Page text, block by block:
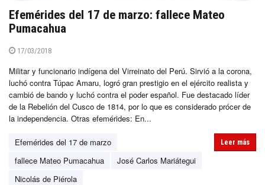
Efemérides del 17 de marzo: fallece Mateo
Pumacahua
17/03/2018
Militar y funcionario indígena del Virreinato del Perú. Sirvió a la corona,
luchó contra Túpac Amaru, logró gran prestigio en el ejército realista y
cambió de bando y luchó contra el poder español. Fue destacado líder
de la Rebelión del Cusco de 1814, por lo que es considerado prócer de
la independencia. Otras efemérides: En...
Efemérides del 17 de marzo
fallece Mateo Pumacahua
José Carlos Mariátegui
Nicolás de Piérola
Leer más